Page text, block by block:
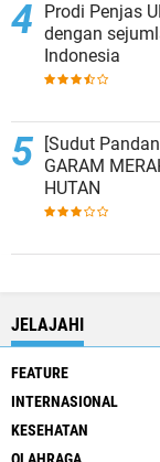
Prodi Penjas
dengan
Indonesia
[Sudut
GARAM
HUTAN
JELAJAHI
FEATURE
INTERNASIONAL
KESEHATAN